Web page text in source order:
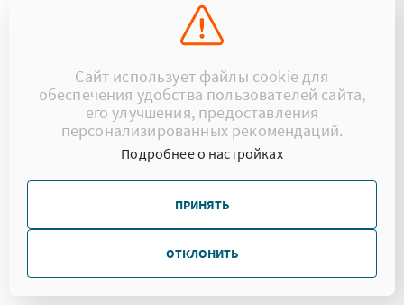
Сайт использует файлы cookie для
обеспечения удобства пользователей сайта,
его улучшения, предоставления
персонализированных рекомендаций.
Подробнее о настройках
ПРИНЯТЬ
ОТКЛОНИТЬ